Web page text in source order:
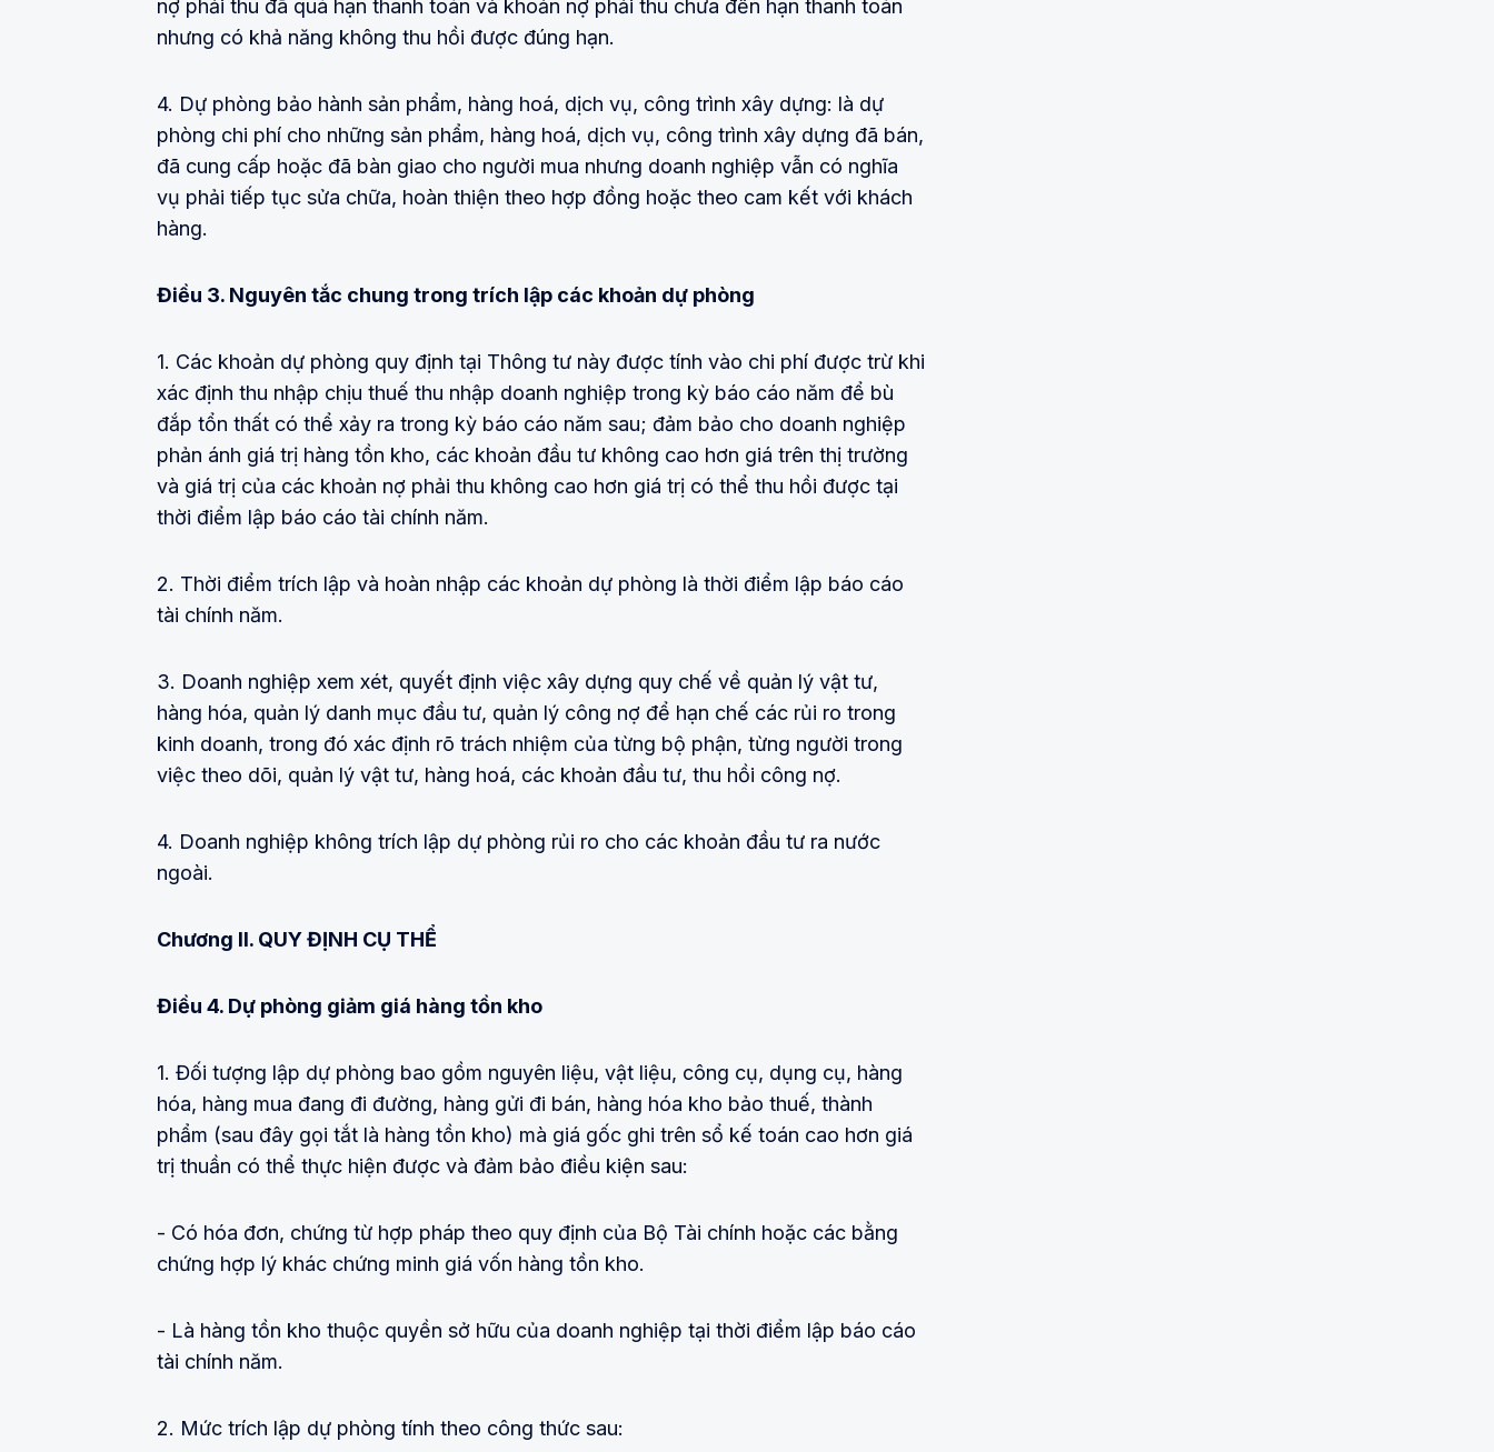
nợ phải thu đã quá hạn thanh toán và khoản nợ phải thu chưa đến hạn thanh toán
nhưng có khả năng không thu hồi được đúng hạn.
4. Dự phòng bảo hành sản phẩm, hàng hoá, dịch vụ, công trình xây dựng: là dự
phòng chi phí cho những sản phẩm, hàng hoá, dịch vụ, công trình xây dựng đã bán,
đã cung cấp hoặc đã bàn giao cho người mua nhưng doanh nghiệp vẫn có nghĩa
vụ phải tiếp tục sửa chữa, hoàn thiện theo hợp đồng hoặc theo cam kết với khách
hàng.
Điều 3. Nguyên tắc chung trong trích lập các khoản dự phòng
1. Các khoản dự phòng quy định tại Thông tư này được tính vào chi phí được trừ khi
xác định thu nhập chịu thuế thu nhập doanh nghiệp trong kỳ báo cáo năm để bù
đắp tổn thất có thể xảy ra trong kỳ báo cáo năm sau; đảm bảo cho doanh nghiệp
phản ánh giá trị hàng tồn kho, các khoản đầu tư không cao hơn giá trên thị trường
và giá trị của các khoản nợ phải thu không cao hơn giá trị có thể thu hồi được tại
thời điểm lập báo cáo tài chính năm.
2. Thời điểm trích lập và hoàn nhập các khoản dự phòng là thời điểm lập báo cáo
tài chính năm.
3. Doanh nghiệp xem xét, quyết định việc xây dựng quy chế về quản lý vật tư,
hàng hóa, quản lý danh mục đầu tư, quản lý công nợ để hạn chế các rủi ro trong
kinh doanh, trong đó xác định rõ trách nhiệm của từng bộ phận, từng người trong
việc theo dõi, quản lý vật tư, hàng hoá, các khoản đầu tư, thu hồi công nợ.
4. Doanh nghiệp không trích lập dự phòng rủi ro cho các khoản đầu tư ra nước
ngoài.
Chương II. QUY ĐỊNH CỤ THỂ
Điều 4. Dự phòng giảm giá hàng tồn kho
1. Đối tượng lập dự phòng bao gồm nguyên liệu, vật liệu, công cụ, dụng cụ, hàng
hóa, hàng mua đang đi đường, hàng gửi đi bán, hàng hóa kho bảo thuế, thành
phẩm (sau đây gọi tắt là hàng tồn kho) mà giá gốc ghi trên sổ kế toán cao hơn giá
trị thuần có thể thực hiện được và đảm bảo điều kiện sau:
- Có hóa đơn, chứng từ hợp pháp theo quy định của Bộ Tài chính hoặc các bằng
chứng hợp lý khác chứng minh giá vốn hàng tồn kho.
- Là hàng tồn kho thuộc quyền sở hữu của doanh nghiệp tại thời điểm lập báo cáo
tài chính năm.
2. Mức trích lập dự phòng tính theo công thức sau: